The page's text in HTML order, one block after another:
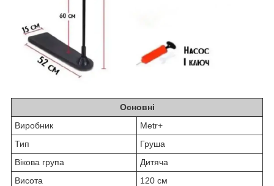
Основні
Виробник
Metr+
Тип
Груша
Вікова група
Дитяча
Висота
120 см